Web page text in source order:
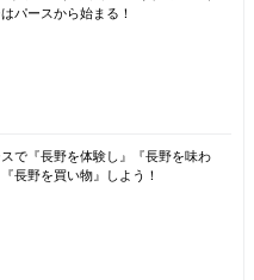
パースから始まる！
で『長野を体験し』『長野を味わ
長野を買い物』しよう！